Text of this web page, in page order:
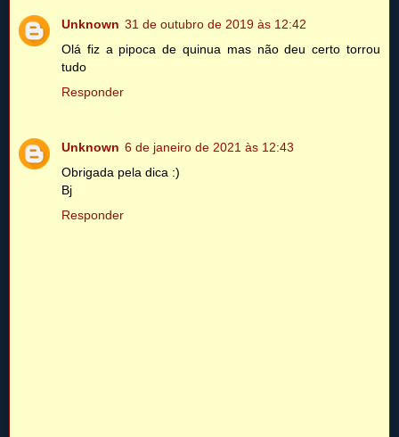
Unknown 31 de outubro de 2019 às 12:42
Olá fiz a pipoca de quinua mas não deu certo torrou
tudo
Responder
Unknown 6 de janeiro de 2021 às 12:43
Obrigada pela dica :)
Bj
Responder